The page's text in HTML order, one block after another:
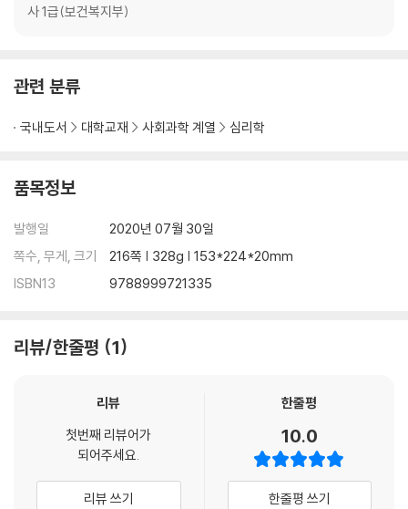
사 1급(보건복지부)
관련 분류
국내도서 대학교재 사회과학 계열 심리학
품목정보
발행일
2020년 07월 30일
쪽수, 무게, 크기
216쪽 | 328g | 153*224*20mm
ISBN13
9788999721335
리뷰/한줄평 1
리뷰
첫번째 리뷰어가
되어주세요.
리뷰 쓰기
한줄평
10.0
한줄평 쓰기